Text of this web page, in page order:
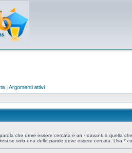
| Argomenti attivi
che deve essere cercata e un - davanti a quella
se solo una delle parole deve essere cercata. Usa *